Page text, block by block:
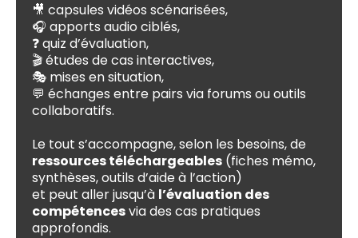
🎥 capsules vidéos scénarisées,
🎧 apports audio ciblés,
❓ quiz d’évaluation,
🎬 études de cas interactives,
🎭 mises en situation,
💬 échanges entre pairs via forums ou outils
collaboratifs.
Le tout s’accompagne, selon les besoins, de
ressources téléchargeables (fiches mémo,
synthèses, outils d’aide à l’action)
et peut aller jusqu’à l’évaluation des
compétencesvia des cas pratiques
approfondis.